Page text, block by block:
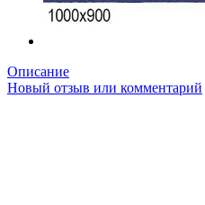
Описание
Новый отзыв или комментарий